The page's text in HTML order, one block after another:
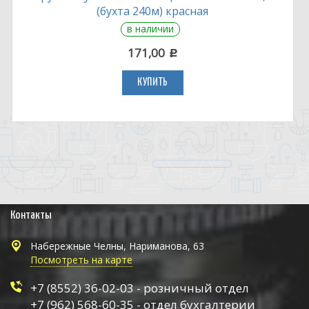
(бухта 240м) красная
в наличии
171,00 c
КУПИТЬ
Контакты
Набережные Челны, Нариманова, 63
Посмотреть на карте
+7 (8552) 36-02-03 - розничный отдел
+7 (962) 568-60-35 - отдел бухгалтерии